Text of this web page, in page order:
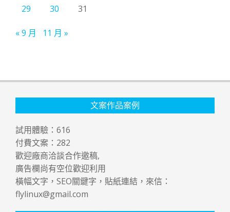
29
30 31
« 9 月 11 月 »
文案作品案例
試用體驗： 616
付費文案： 282
歡迎廠商洽談合作邀稿,
廣告欄尚有空位歡迎利用
橫幅文字，SEO關鍵字，貼紙連結，來信：
flylinux@gmail.com